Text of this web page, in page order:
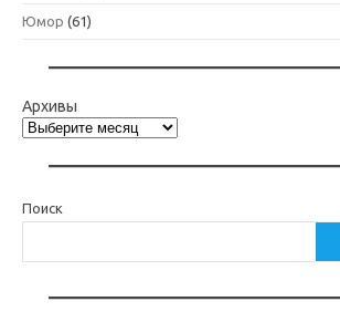
Юмор (61)
Архивы
Поиск